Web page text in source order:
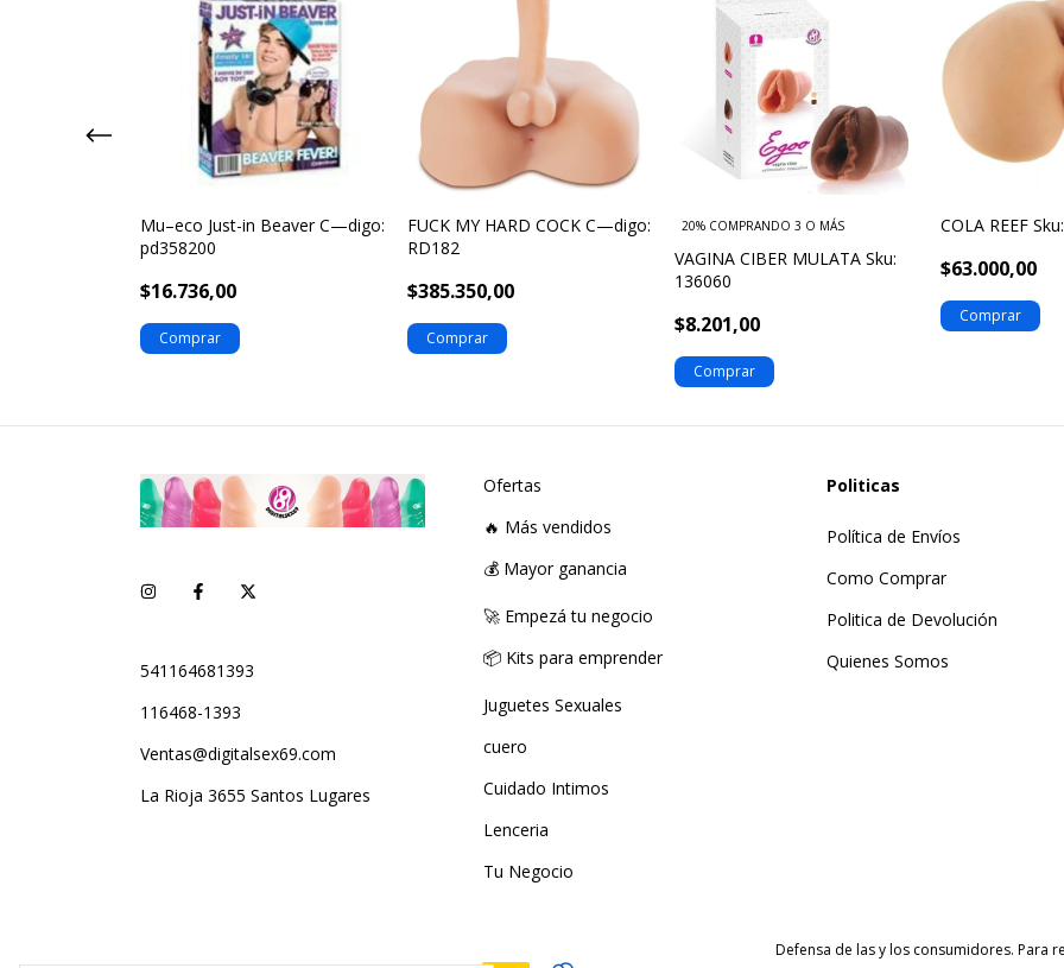
Mu–eco Just-in Beaver C—digo:
pd358200
$16.736,00
FUCK MY HARD COCK C—digo:
RD182
$385.350,00
VAGINA CIBER MULATA Sku:
136060
$8.201,00
20% COMPRANDO 3 O MÁS COLA REEF
$63.000,00
541164681393
116468-1393
Ventas@digitalsex69.com
La Rioja 3655 Santos Lugares
Ofertas
🔥 Más vendidos
💰 Mayor ganancia
🚀 Empezá tu negocio
📦 Kits para emprender
Juguetes Sexuales
cuero
Cuidado Intimos
Lenceria
Tu Negocio
Politicas
Política de Envíos
Como Comprar
Politica de Devolución
Quienes Somos
Defensa de las y los consumidores. Para